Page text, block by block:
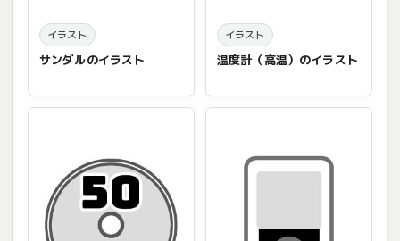
イラスト
サンダルのイラスト
イラスト
温度計（高温）のイラスト